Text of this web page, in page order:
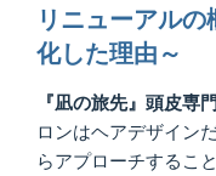
リニューアル
化した理由～
『凪の旅先』頭皮専
ロンはヘアデザイン
らアプローチするこ